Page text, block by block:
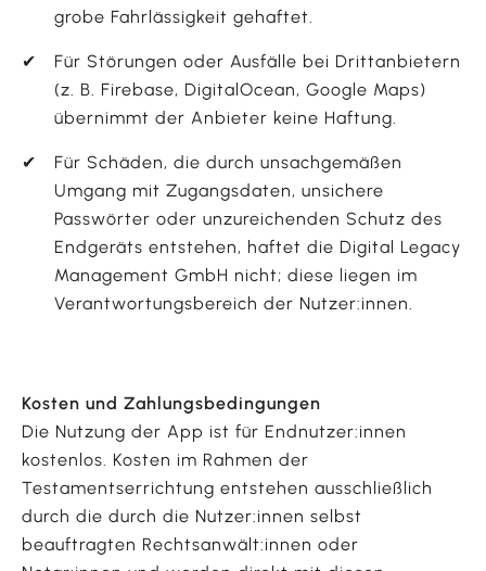
grobe Fahrlässigkeit gehaftet.
Für Störungen oder Ausfälle bei Drittanbietern
(z. B. Firebase, DigitalOcean, Google Maps)
übernimmt der Anbieter keine Haftung.
Für Schäden, die durch unsachgemäßen
Umgang mit Zugangsdaten, unsichere
Passwörter oder unzureichenden Schutz des
Endgeräts entstehen, haftet die Digital Legacy
Management GmbH nicht; diese liegen im
Verantwortungsbereich der Nutzer:innen.
Kosten und Zahlungsbedingungen
Die Nutzung der App ist für Endnutzer:innen
kostenlos. Kosten im Rahmen der
Testamentserrichtung entstehen ausschließlich
durch die durch die Nutzer:innen selbst
beauftragten Rechtsanwält:innen oder